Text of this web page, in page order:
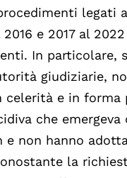
legati
2016 e 2017 al
In particolare,
giudiziarie,
celerità e in forma
che emergeva
e non hanno
la